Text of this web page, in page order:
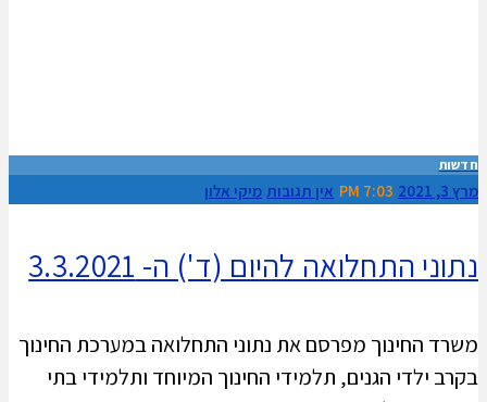
חדשות
מרץ 3, 2021 7:03 PM אין תגובות מיקי אלון
נתוני התחלואה להיום (ד') ה- 3.3.2021
משרד החינוך מפרסם את נתוני התחלואה במערכת החינוך
בקרב ילדי הגנים, תלמידי החינוך המיוחד ותלמידי בתי